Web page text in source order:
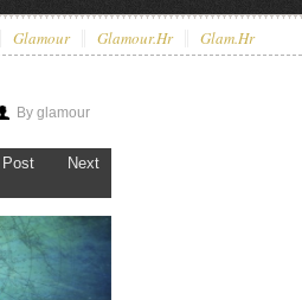
Glamour Glamour.hr Glam.hr
By glamour
Next